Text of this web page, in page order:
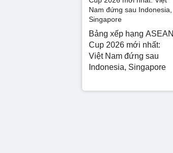
Bảng xếp hạng ASEAN
Cup 2026 mới nhất:
Việt Nam đứng sau
Indonesia, Singapore